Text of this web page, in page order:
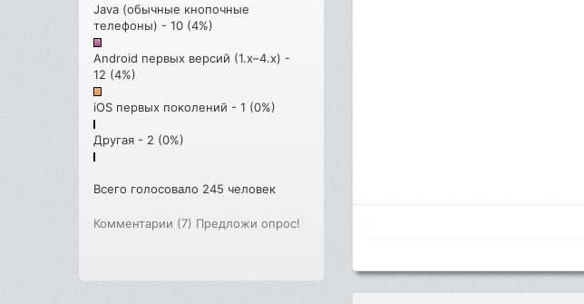
Java (обычные кнопочные
телефоны) - 10 (4%)
Android первых версий (1.x–4.x) -
12 (4%)
iOS первых поколений - 1 (0%)
Другая - 2 (0%)
Всего голосовало 245 человек
Комментарии (7) Предложи опрос!